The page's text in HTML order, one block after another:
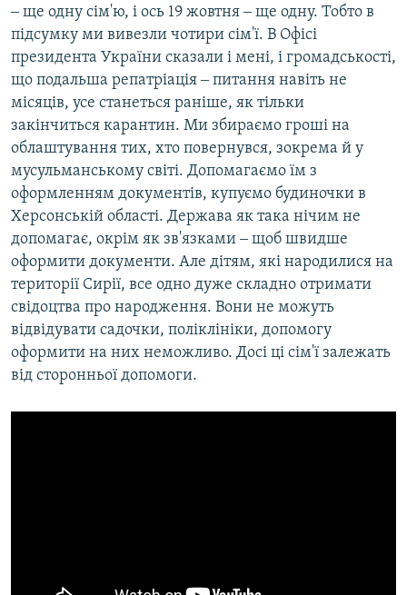
‒ ще одну сім'ю, і ось 19 жовтня ‒ ще одну. Тобто в
підсумку ми вивезли чотири сім'ї. В Офісі
президента України сказали і мені, і громадськості,
що подальша репатріація ‒ питання навіть не
місяців, усе станеться раніше, як тільки
закінчиться карантин. Ми збираємо гроші на
облаштування тих, хто повернувся, зокрема й у
мусульманському світі. Допомагаємо їм з
оформленням документів, купуємо будиночки в
Херсонській області. Держава як така нічим не
допомагає, окрім як зв'язками ‒ щоб швидше
оформити документи. Але дітям, які народилися на
території Сирії, все одно дуже складно отримати
свідоцтва про народження. Вони не можуть
відвідувати садочки, поліклініки, допомогу
оформити на них неможливо. Досі ці сім'ї залежать
від сторонньої допомоги.